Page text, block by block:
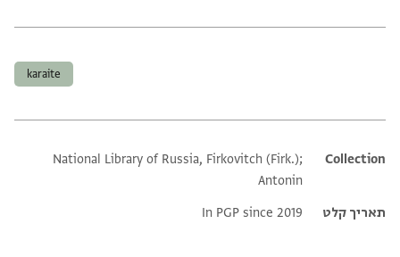
karaite
Additional metadata
Collection
National Library of Russia, Firkovitch (Firk.);
Antonin
תאריך קלט
In PGP since 2019